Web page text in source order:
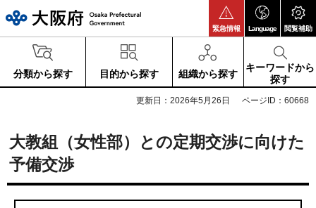
緊急情報 Language 閲覧補助
分類から探す 目的から探す 組織から探す
キーワードから
探す
更新日：2026年5月26日 ページID：60668
大教組（女性部）との定期交渉に向けた
予備交渉